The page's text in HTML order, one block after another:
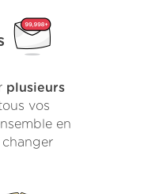
plusieurs
vos
en